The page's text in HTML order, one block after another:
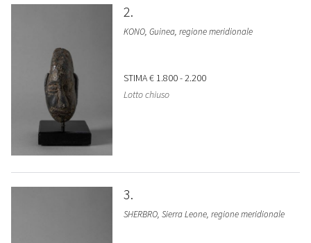
2
KONO, Guinea, regione meridionale
STIMA€ 1.800 - 2.200
Lotto chiuso
3
SHERBRO, Sierra Leone, regione meridionale